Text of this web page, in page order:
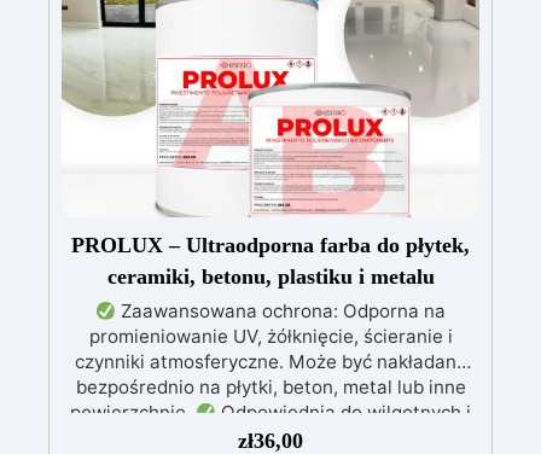
pęcherzyki powietrza i zapewniająca gładkie
wykończenie.
Bezpieczna i nietoksyczna,
wolna od BPA/VOC, certyfikowana do
długotrwałego kontaktu ze skórą.
PROLUX – Ultraodporna farba do płytek,
ceramiki, betonu, plastiku i metalu
Zaawansowana ochrona: Odporna na
promieniowanie UV, żółknięcie, ścieranie i
czynniki atmosferyczne. Może być nakładana
bezpośrednio na płytki, beton, metal lub inne
powierzchnie.
Odpowiednia do wilgotnych i
intensywnie użytkowanych miejsc: Specjalna
zł36,00